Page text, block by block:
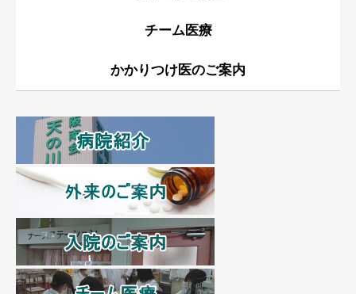
チーム医療
かかりつけ医のご案内